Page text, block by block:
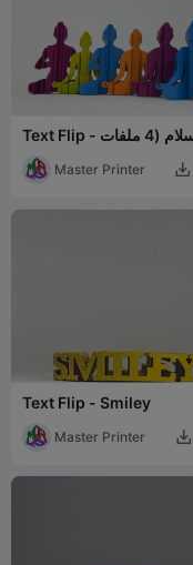
Text Flip - سلام (4 ملفات
Master Printer 
Text Flip - Smiley
Master Printer 